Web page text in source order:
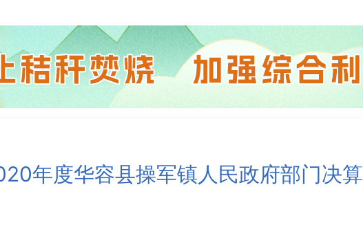
年度华容县操军镇人民政府部门决算